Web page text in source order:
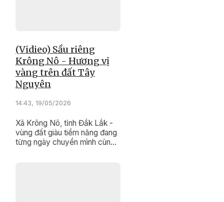
(Vidieo) Sầu riêng
Krông Nô - Hương vị
vàng trên đất Tây
Nguyên
14:43, 19/05/2026
Xã Krông Nô, tỉnh Đắk Lắk -
vùng đất giàu tiềm năng đang
từng ngày chuyển mình cùng